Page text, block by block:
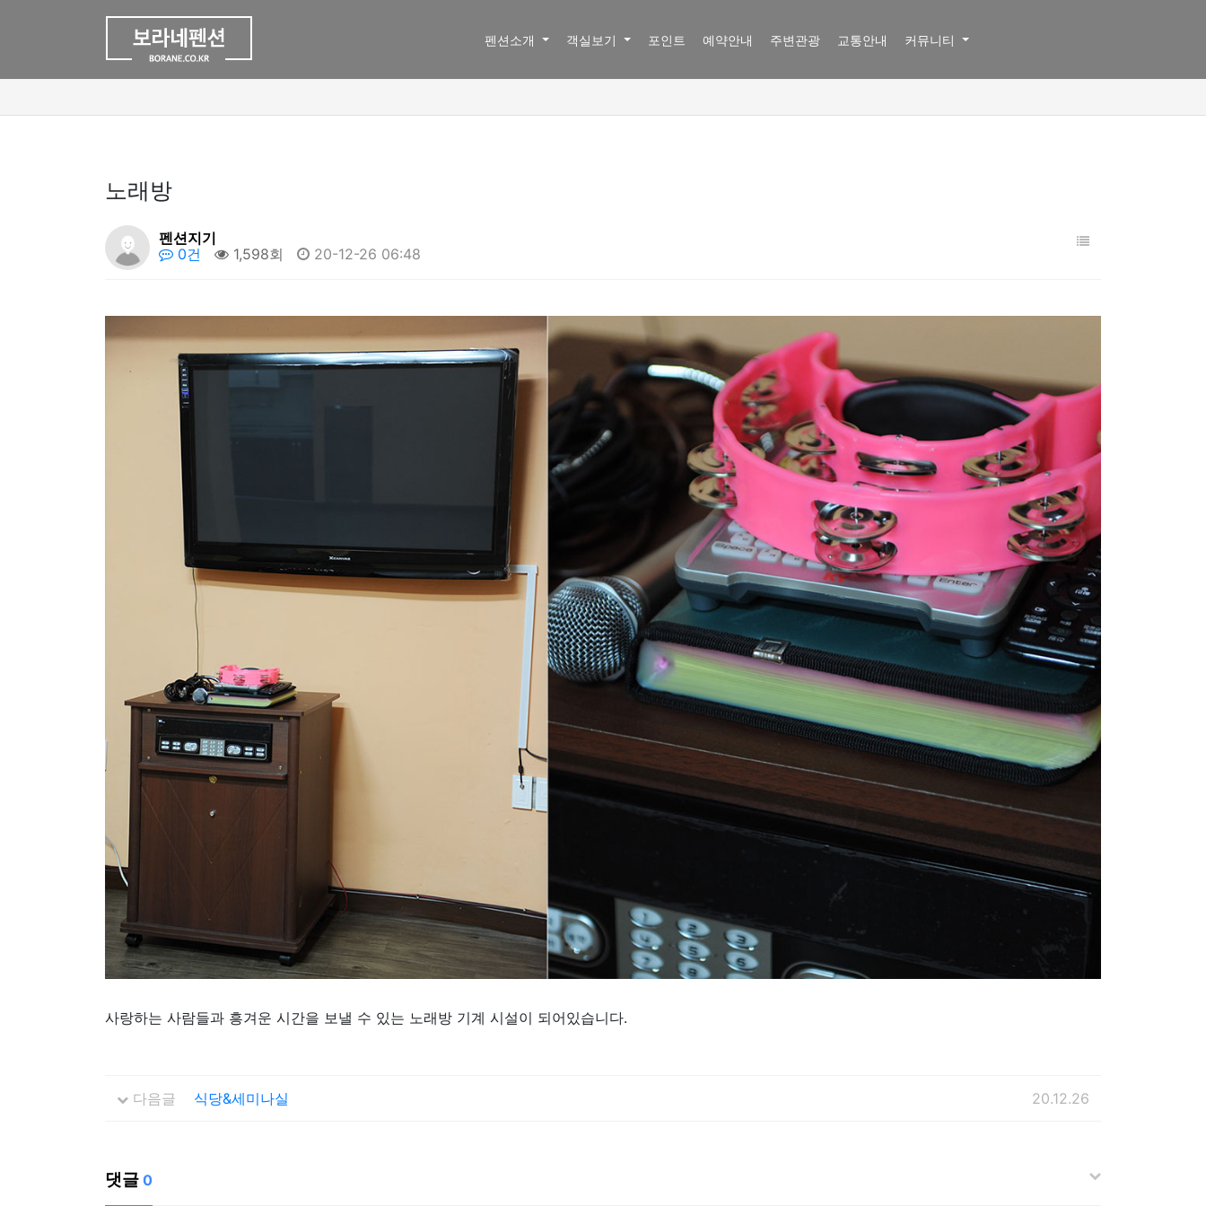
펜션소개 객실보기 포인트 예약안내 주변관광 교통안내 커뮤니티
노래방
펜션지기
0건
1,598회 20-12-26 06:48
사랑하는 사람들과 흥겨운 시간을 보낼 수 있는 노래방 기계 시설이 되어있습니다.
다음글 식당&세미나실 20.12.26
댓글 0